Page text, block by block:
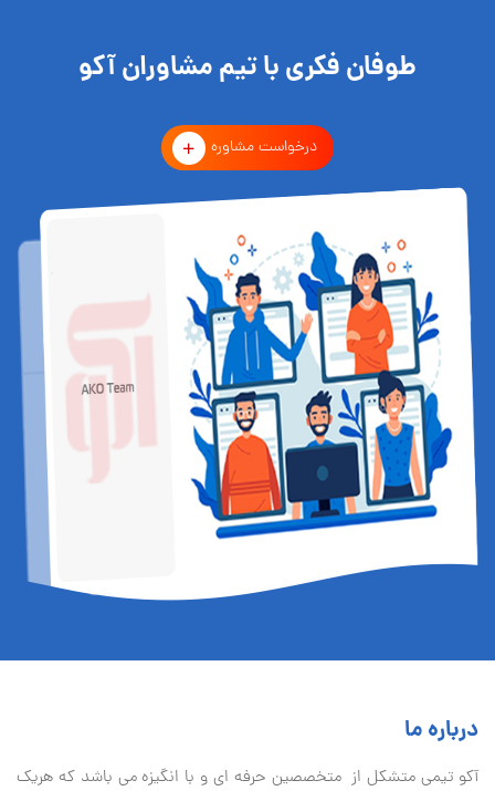
طوفان فکری با تیم مشاوران آکو
درخواست مشاوره
درباره ما
آكو تيمی متشکل از متخصصین حرفه ای و با انگیزه می باشد که هریک